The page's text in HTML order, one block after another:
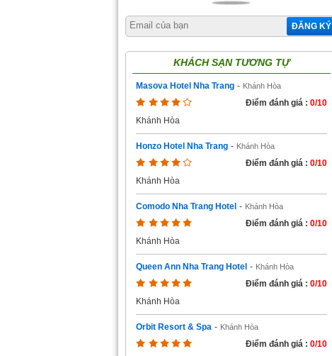
ĐĂNG KÝ
KHÁCH SẠN TƯƠNG TỰ
Masova Hotel Nha Trang - Khánh Hòa
Điểm đánh giá : 0/10
Khánh Hòa
Honzo Hotel Nha Trang - Khánh Hòa
Điểm đánh giá : 0/10
Khánh Hòa
Comodo Nha Trang Hotel - Khánh Hòa
Điểm đánh giá : 0/10
Khánh Hòa
Queen Ann Nha Trang Hotel - Khánh Hòa
Điểm đánh giá : 0/10
Khánh Hòa
Orbit Resort & Spa - Khánh Hòa
Điểm đánh giá : 0/10